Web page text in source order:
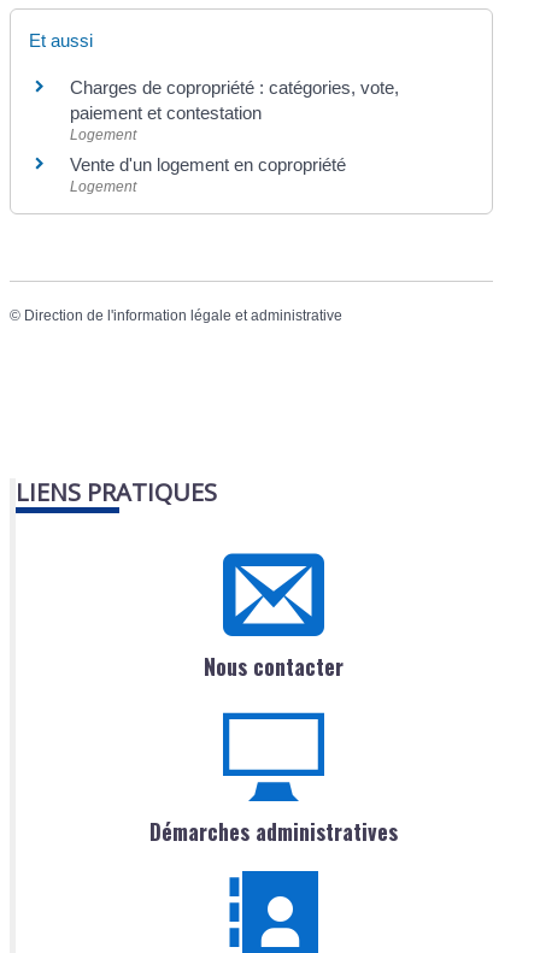
Et aussi
Charges de copropriété : catégories, vote,
paiement et contestation
Logement
Vente d'un logement en copropriété
Logement
© Direction de l'information légale et administrative
LIENS PRATIQUES
Nous contacter
Démarches administratives